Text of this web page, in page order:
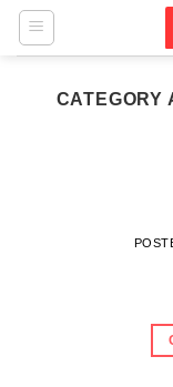
Skip
CATEGORY